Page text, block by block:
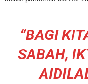
“BAGI
SABAH,